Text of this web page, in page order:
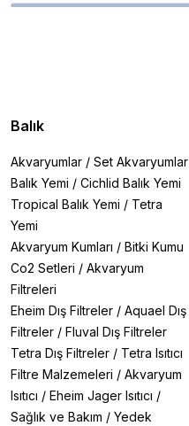
Balık
Akvaryumlar / Set Akvaryumlar
Balık Yemi / Cichlid Balık Yemi
Tropical Balık Yemi / Tetra
Yemi
Akvaryum Kumları / Bitki Kumu
Co2 Setleri / Akvaryum
Filtreleri
Eheim Dış Filtreler / Aquael Dış
Filtreler / Fluval Dış Filtreler
Tetra Dış Filtreler / Tetra Isıtıcı
Filtre Malzemeleri / Akvaryum
Isıtıcı / Eheim Jager Isıtıcı /
Sağlık ve Bakım / Yedek